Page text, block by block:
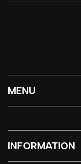
MENU
INFORMATION